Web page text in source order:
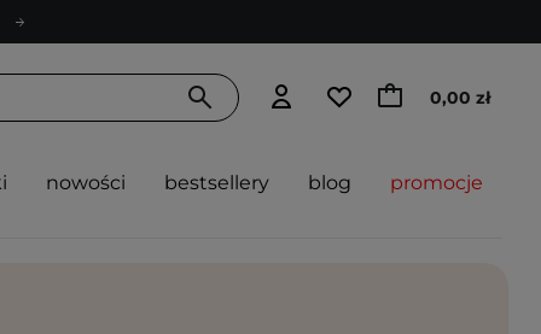
0,00 zł
nowości bestsellery blog promocje